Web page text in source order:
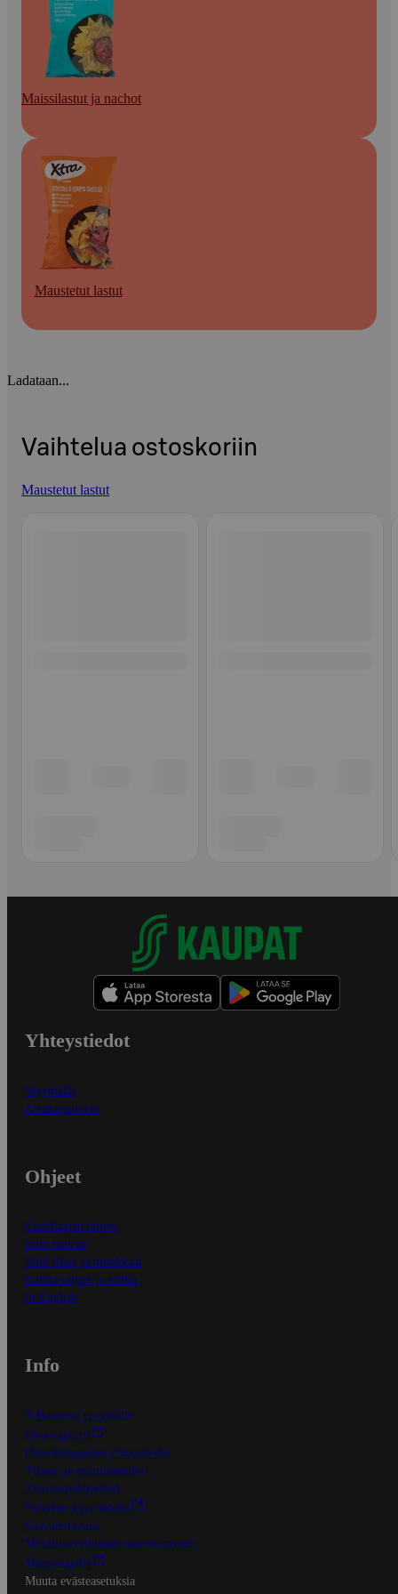
Maissilastut ja nachot
Maustetut lastut
Ladataan...
Vaihtelua ostoskoriin
Maustetut lastut
Yhteystiedot
Myymälät
Asiakaspalvelu
Ohjeet
Ensitilaajan ohjeet
Näin maksat
Näin tilaat ja muokkaat
Kaikki ohjeet ja vinkit
In English
Info
S-Business yrityksille
Oiva-raportit
Osuuskauppojen yhteystiedot
Tilaus- ja toimitusehdot
Tietosuojakäytäntö
Palvelun käyttöehdot
Saavutettavuus
Mobiilisovelluksen saavutettavuus
Mainostajalle
Muuta evästeasetuksia